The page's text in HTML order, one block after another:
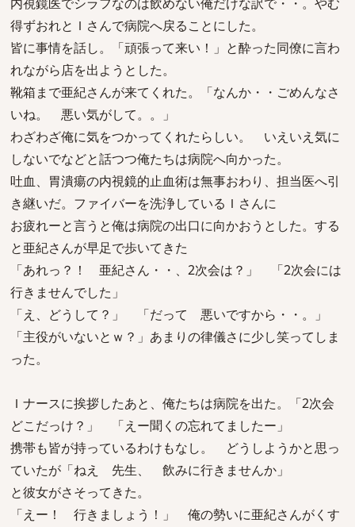
得ずおれとＩさんで病院へ戻ることにした。
皆に事情を話し。「頑張って来い！」と酔った同僚に言わ
れながら店を出ようとした。
靴箱まで亜紀さんが来てくれた。「なんか・・ごめんなさ
いね。 悪い気がして。。」
わざわざ俺に気をつかってくれたらしい。 いえいえ気に
しないでなどと話つつ俺たちは病院へ向かった。
吐血、胃潰瘍の内視鏡的止血術は無事おわり、担当医へ引
き継いだ。ファイバーを洗浄しているＩさんに
お疲れーと言うと俺は病院の出口に向かおうとした。する
と亜紀さんが早足で歩いてきた
「あれっ？！ 亜紀さん・・、2次会は？」 「2次会には
行きませんでした」
「え、どうして？」 「だって 悪いですから・・。」
「主役がいないとｗ？」あまりの律儀さに少し笑ってしま
った。
Ｉナースに挨拶したあと、俺たちは病院を出た。「2次会
どこだっけ？」 「えー聞くの忘れてましたー」
携帯も皆が持っているわけもなし。 どうしようかと思っ
ていたが「ねえ 先生、 飲みに行きませんか」
と彼女がさそってきた。
「えー！ 行きましょう！」 俺の勢いに亜紀さんがくす